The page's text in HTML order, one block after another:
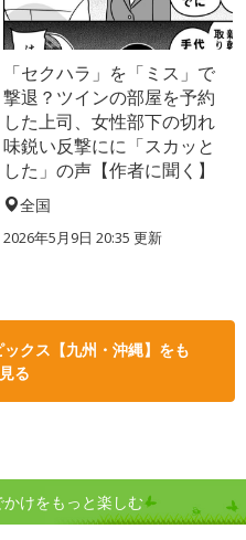
「セクハラ」を「ミス」で
撃退？ツインの部屋を予約
した上司、女性部下の切れ
味鋭い反撃にに「スカッと
した」の声【作者に聞く】
全国
2026年5月9日 20:35 更新
クス【九州・沖縄】をも
る
けをもっと楽しむ